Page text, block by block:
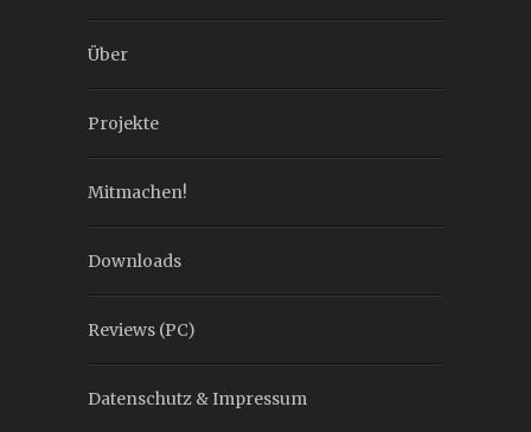
Über
Projekte
Mitmachen!
Downloads
Reviews (PC)
Datenschutz & Impressum